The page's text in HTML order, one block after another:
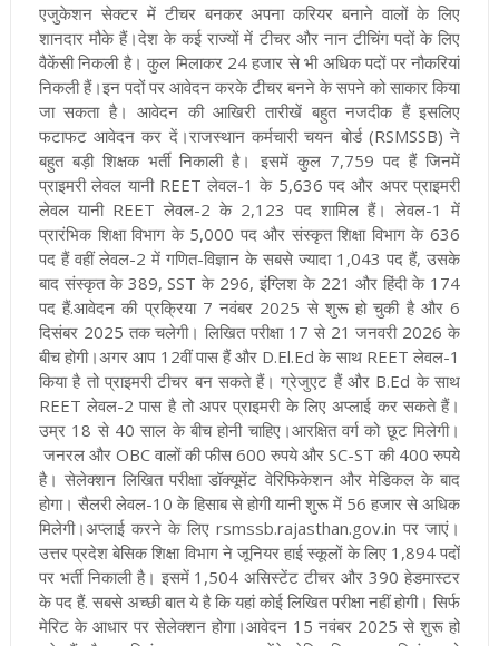
एजुकेशन सेक्‍टर में टीचर बनकर अपना करियर बनाने वालों के लिए
शानदार मौके हैं।देश के कई राज्‍यों में टीचर और नान टीचिंग पदों के लिए
वैकेंसी निकली है। कुल मिलाकर 24 हजार से भी अधिक पदों पर नौकरियां
निकली हैं।इन पदों पर आवेदन करके टीचर बनने के सपने को साकार किया
जा सकता है। आवेदन की आखिरी तारीखें बहुत नजदीक हैं इसलिए
फटाफट आवेदन कर दें।राजस्थान कर्मचारी चयन बोर्ड (RSMSSB) ने
बहुत बड़ी शिक्षक भर्ती निकाली है। इसमें कुल 7,759 पद हैं जिनमें
प्राइमरी लेवल यानी REET लेवल-1 के 5,636 पद और अपर प्राइमरी
लेवल यानी REET लेवल-2 के 2,123 पद शामिल हैं। लेवल-1 में
प्रारंभिक शिक्षा विभाग के 5,000 पद और संस्कृत शिक्षा विभाग के 636
पद हैं वहीं लेवल-2 में गणित-विज्ञान के सबसे ज्यादा 1,043 पद हैं, उसके
बाद संस्कृत के 389, SST के 296, इंग्लिश के 221 और हिंदी के 174
पद हैं.आवेदन की प्रक्रिया 7 नवंबर 2025 से शुरू हो चुकी है और 6
दिसंबर 2025 तक चलेगी। लिखित परीक्षा 17 से 21 जनवरी 2026 के
बीच होगी।अगर आप 12वीं पास हैं और D.El.Ed के साथ REET लेवल-1
किया है तो प्राइमरी टीचर बन सकते हैं। ग्रेजुएट हैं और B.Ed के साथ
REET लेवल-2 पास है तो अपर प्राइमरी के लिए अप्लाई कर सकते हैं।
उम्र 18 से 40 साल के बीच होनी चाहिए।आरक्षित वर्ग को छूट मिलेगी।
जनरल और OBC वालों की फीस 600 रुपये और SC-ST की 400 रुपये
है। सेलेक्शन लिखित परीक्षा डॉक्यूमेंट वेरिफिकेशन और मेडिकल के बाद
होगा। सैलरी लेवल-10 के हिसाब से होगी यानी शुरू में 56 हजार से अधिक
मिलेगी।अप्लाई करने के लिए rsmssb.rajasthan.gov.in पर जाएं ।
उत्तर प्रदेश बेसिक शिक्षा विभाग ने जूनियर हाई स्कूलों के लिए 1,894 पदों
पर भर्ती निकाली है। इसमें 1,504 असिस्टेंट टीचर और 390 हेडमास्टर
के पद हैं. सबसे अच्छी बात ये है कि यहां कोई लिखित परीक्षा नहीं होगी। सिर्फ
मेरिट के आधार पर सेलेक्शन होगा।आवेदन 15 नवंबर 2025 से शुरू हो